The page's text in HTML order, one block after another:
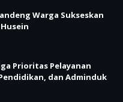
Warga Sukseskan
Prioritas Pelayanan
dan Adminduk